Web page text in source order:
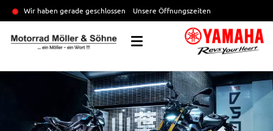
Wir haben gerade geschlossen Unsere Öffnungszeiten